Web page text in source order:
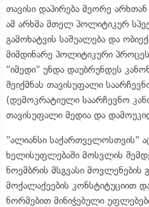
თავისი დაპირება მეორე
ამ არხმა მთელ პოლიტიკურ
გამოხატვის საშუალება და
მიმდინარე პოლიტიკური
"იმედი" უნდა დაუბრუნდეს
შეიქმნას თავისუფალი
(დემოკრატიული საარჩევნო
თავისუფალი მედია და
"ალიანსი საქართველოსთვის"
ხელისუფლებაში მოსვლის
ნოემბრის მსგვასი მოვლენების
მოქალაქეების კონსტიტუციით
ნორმებით მინიჭებული